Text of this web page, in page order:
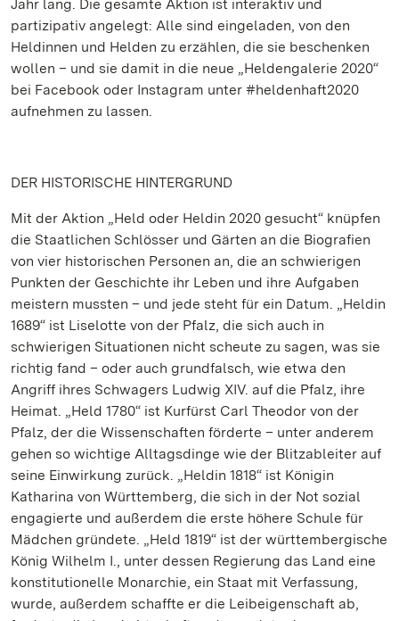
Jahr lang. Die gesamte Aktion ist interaktiv und
partizipativ angelegt: Alle sind eingeladen, von den
Heldinnen und Helden zu erzählen, die sie beschenken
wollen – und sie damit in die neue „Heldengalerie 2020“
bei Facebook oder Instagram unter #heldenhaft2020
aufnehmen zu lassen.
DER HISTORISCHE HINTERGRUND
Mit der Aktion „Held oder Heldin 2020 gesucht“ knüpfen
die Staatlichen Schlösser und Gärten an die Biografien
von vier historischen Personen an, die an schwierigen
Punkten der Geschichte ihr Leben und ihre Aufgaben
meistern mussten – und jede steht für ein Datum. „Heldin
1689“ ist Liselotte von der Pfalz, die sich auch in
schwierigen Situationen nicht scheute zu sagen, was sie
richtig fand – oder auch grundfalsch, wie etwa den
Angriff ihres Schwagers Ludwig XIV. auf die Pfalz, ihre
Heimat. „Held 1780“ ist Kurfürst Carl Theodor von der
Pfalz, der die Wissenschaften förderte – unter anderem
gehen so wichtige Alltagsdinge wie der Blitzableiter auf
seine Einwirkung zurück. „Heldin 1818“ ist Königin
Katharina von Württemberg, die sich in der Not sozial
engagierte und außerdem die erste höhere Schule für
Mädchen gründete. „Held 1819“ ist der württembergische
König Wilhelm I., unter dessen Regierung das Land eine
konstitutionelle Monarchie, ein Staat mit Verfassung,
wurde, außerdem schaffte er die Leibeigenschaft ab,